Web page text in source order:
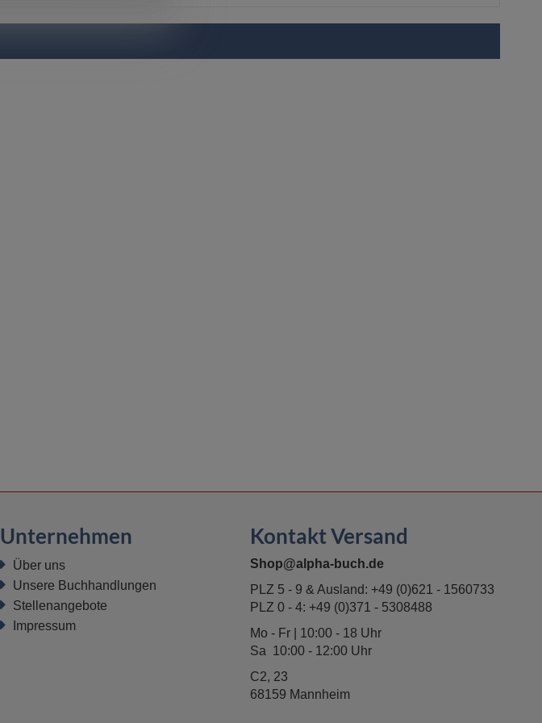
Unternehmen
Über uns
Unsere Buchhandlungen
Stellenangebote
Impressum
Kontakt Versand
Shop@alpha-buch.de
PLZ 5 - 9 & Ausland: +49 (0)621 - 1560733
PLZ 0 - 4: +49 (0)371 - 5308488
Mo - Fr | 10:00 - 18 Uhr
Sa 10:00 - 12:00 Uhr
C2, 23
68159 Mannheim